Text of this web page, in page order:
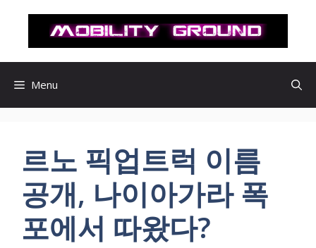
로
Menu
르노 픽업트럭 이름
공개, 나이아가라 폭
포에서 따왔다?